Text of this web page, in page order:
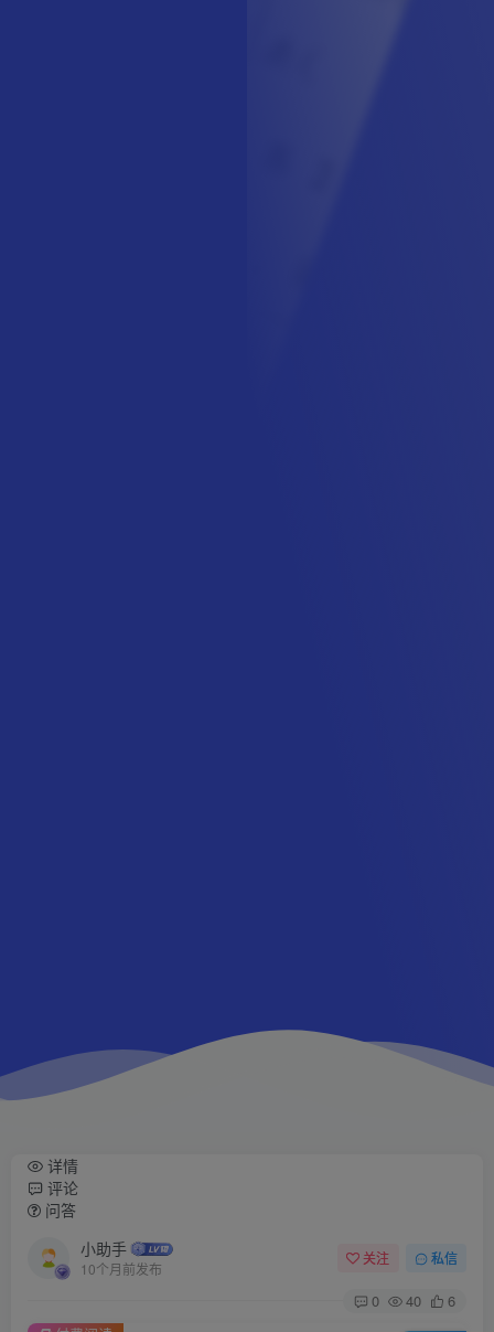
详情
评论
问答
小助手
10个月前发布
关注 私信
0 40
6